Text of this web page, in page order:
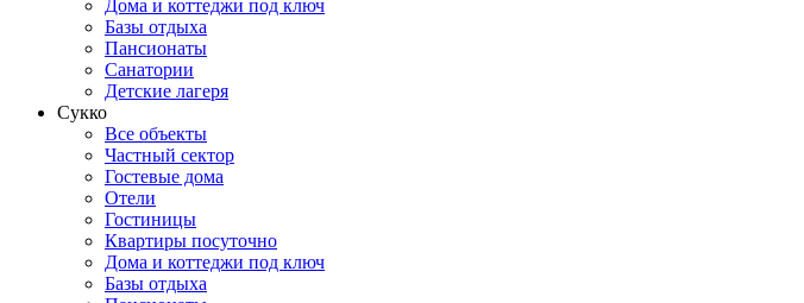
Дома и коттеджи под ключ
Базы отдыха
Пансионаты
Санатории
Детские лагеря
Сукко
Все объекты
Частный сектор
Гостевые дома
Отели
Гостиницы
Квартиры посуточно
Дома и коттеджи под ключ
Базы отдыха